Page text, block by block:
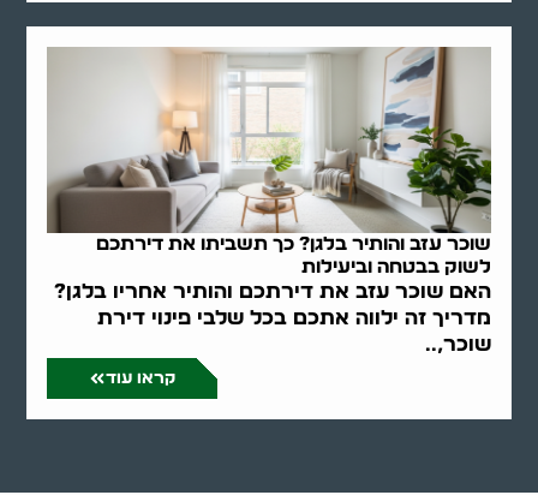
שוכר עזב והותיר בלגן? כך תשביתו את דירתכם
לשוק בבטחה וביעילות
האם שוכר עזב את דירתכם והותיר אחריו בלגן?
מדריך זה ילווה אתכם בכל שלבי פינוי דירת
שוכר,..
קראו עוד